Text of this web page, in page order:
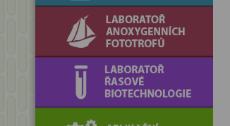
Laboratoř
anoxygenních
fototrofů
Laboratoř řasové
biotechnologie
Aplikační laboratoř